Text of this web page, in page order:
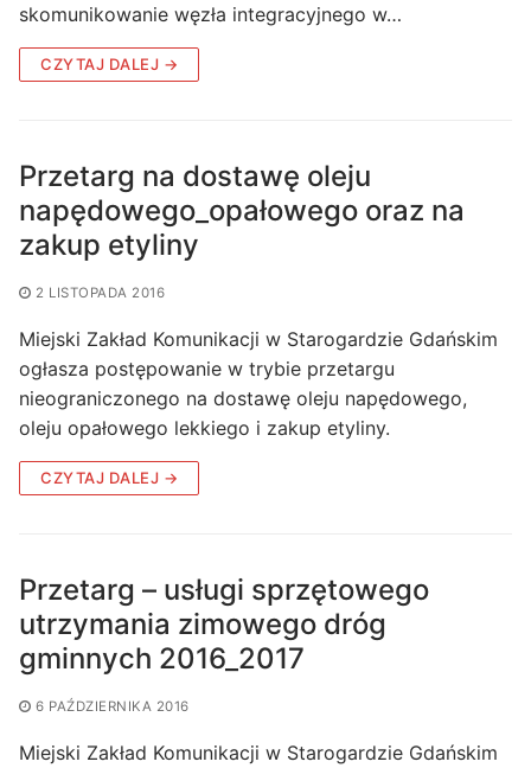
skomunikowanie węzła integracyjnego w…
CZYTAJ DALEJ →
Przetarg na dostawę oleju
napędowego_opałowego oraz na
zakup etyliny
2 LISTOPADA 2016
Miejski Zakład Komunikacji w Starogardzie Gdańskim
ogłasza postępowanie w trybie przetargu
nieograniczonego na dostawę oleju napędowego,
oleju opałowego lekkiego i zakup etyliny.
CZYTAJ DALEJ →
Przetarg – usługi sprzętowego
utrzymania zimowego dróg
gminnych 2016_2017
6 PAŹDZIERNIKA 2016
Miejski Zakład Komunikacji w Starogardzie Gdańskim